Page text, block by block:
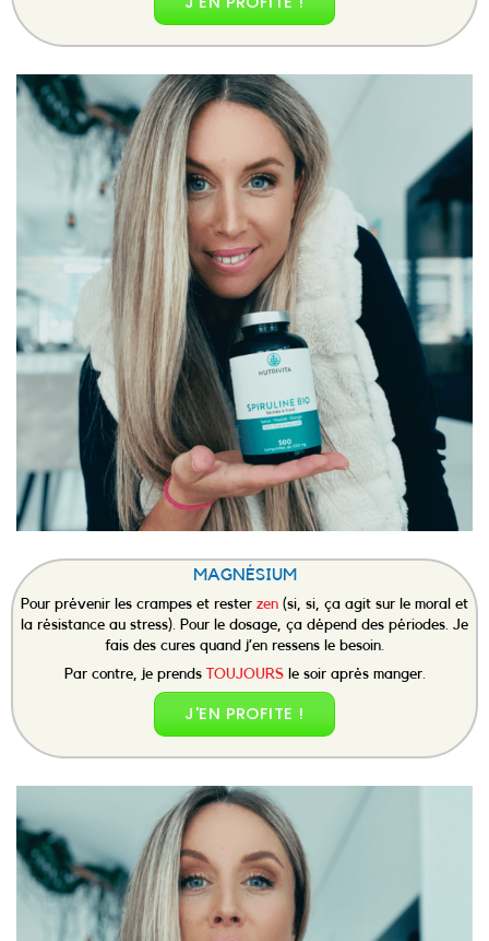
MAGNÉSIUM
Pour prévenir les crampes et rester zen (si, si, ça agit sur le moral et
la résistance au stress). Pour le dosage, ça dépend des périodes. Je
fais des cures quand j’en ressens le besoin.
Par contre, je prends TOUJOURSle soir après manger.
J'EN PROFITE !